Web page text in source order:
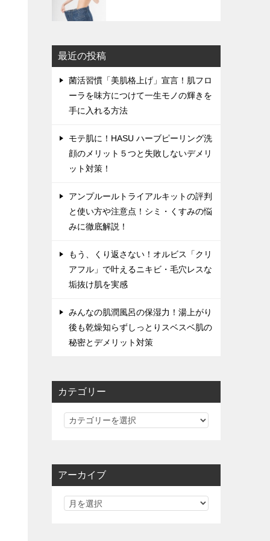
最近の投稿
菌活習慣「美肌格上げ」宣言！肌フロ
ーラを味方につけて一生モノの輝きを
手に入れる方法
モテ肌に！HASU ハーブピーリング洗
顔のメリット５つと失敗しないデメリ
ット対策！
アンプルールトライアルキットの評判
と使い方や注意点！シミ・くすみの悩
みに徹底解説！
もう、くり返さない！オルビス「クリ
アフル」で叶えるニキビ・毛穴レスな
垢抜け肌を実感
みんなの肌潤風呂の保湿力！湯上がり
後も乾燥知らずしっとりスベスベ肌の
秘密とデメリット対策
カテゴリー
カ
リ
アーカイブ